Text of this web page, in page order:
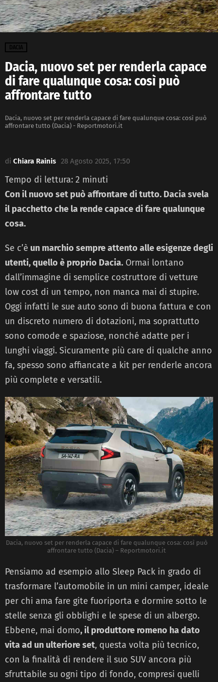
DACIA
Dacia, nuovo set per renderla capace
di fare qualunque cosa: così può
affrontare tutto
Dacia, nuovo set per renderla capace di fare qualunque cosa: così può
affrontare tutto (Dacia) - Reportmotori.it
di Chiara Rainis 28 Agosto 2025, 17:50
Tempo di lettura: 2 minuti
Con il nuovo set può affrontare di tutto. Dacia svela
il pacchetto che la rende capace di fare qualunque
cosa.
Se c’è un marchio sempre attento alle esigenze degli
utenti, quello è proprio Dacia. Ormai lontano
dall’immagine di semplice costruttore di vetture
low cost di un tempo, non manca mai di stupire.
Oggi infatti le sue auto sono di buona fattura e con
un discreto numero di dotazioni, ma soprattutto
sono comode e spaziose, nonché adatte per i
lunghi viaggi. Sicuramente più care di qualche anno
fa, spesso sono affiancate a kit per renderle ancora
più complete e versatili.
Dacia, nuovo set per renderla capace di fare qualunque cosa: così può
affrontare tutto (Dacia) – Reportmotori.it
Pensiamo ad esempio allo Sleep Pack in grado di
trasformare l’automobile in un mini camper, ideale
per chi ama fare gite fuoriporta e dormire sotto le
stelle senza gli obblighi e le spese di un albergo.
Ebbene, mai domo, il produttore romeno ha dato
vita ad un ulteriore set, questa volta più tecnico,
con la finalità di rendere il suo SUV ancora più
sfruttabile su ogni tipo di fondo, compresi quelli